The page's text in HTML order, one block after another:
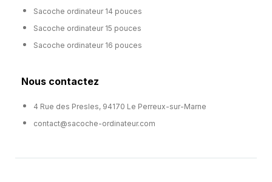
Sacoche ordinateur 14 pouces
Sacoche ordinateur 15 pouces
Sacoche ordinateur 16 pouces
Nous contactez
4 Rue des Presles, 94170 Le Perreux-sur-Marne
contact@sacoche-ordinateur.com